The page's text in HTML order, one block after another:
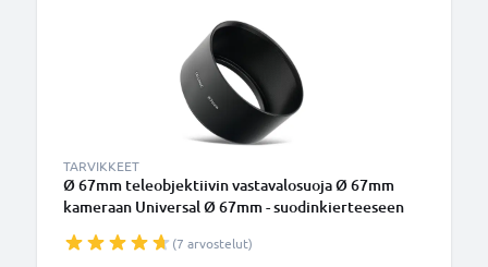
TARVIKKEET
Ø 67mm teleobjektiivin vastavalosuoja Ø 67mm
kameraan Universal Ø 67mm - suodinkierteeseen
CELLONIC
(7 arvostelut)